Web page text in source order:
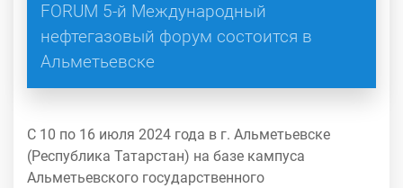
FORUM 5-й Международный
нефтегазовый форум состоится в
Альметьевске
С 10 по 16 июля 2024 года в г. Альметьевске
(Республика Татарстан) на базе кампуса
Альметьевского государственного